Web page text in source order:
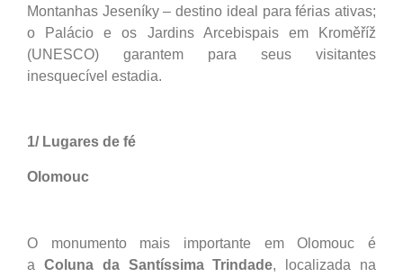
Montanhas Jeseníky – destino ideal para férias ativas;
o Palácio e os Jardins Arcebispais em Kroměříž
(UNESCO) garantem para seus visitantes
inesquecível estadia.
1/ Lugares de fé
Olomouc
O monumento mais importante em Olomouc é
a Coluna da Santíssima Trindade, localizada na